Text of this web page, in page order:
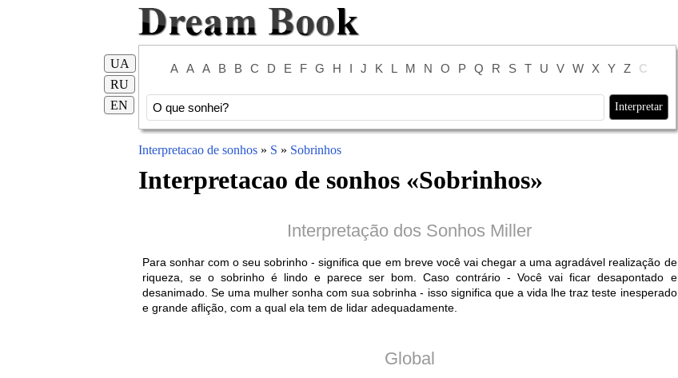
A A A B B C D E F G H I J K L M N O P Q R S T U V W X Y Z С
UA
RU
EN
Interpretacao de sonhos» S » Sobrinhos
Interpretacao de sonhos «Sobrinhos»
Interpretação dos Sonhos Miller
Para sonhar com o seu sobrinho - significa que em breve você vai chegar a uma agradável realização de
riqueza, se o sobrinho é lindo e parece ser bom. Caso contrário - Você vai ficar desapontado e
desanimado. Se uma mulher sonha com sua sobrinha - isso significa que a vida lhe traz teste inesperado
e grande aflição, com a qual ela tem de lidar adequadamente.
Global